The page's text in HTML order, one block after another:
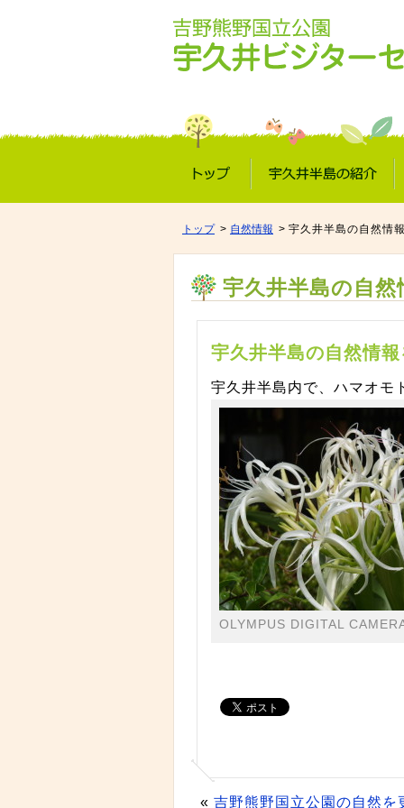
トップ
宇久井半島の紹介
トップ
自然情報 宇久井半島の自然情
宇久井半島の自
宇久井半島の自然情
宇久井半島内で、ハマオモ
OLYMPUS DIGITAL
« 吉野熊野国立公園の自然を